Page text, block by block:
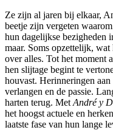
Ze zijn al jaren bij elkaar,
beetje zijn vergeten
hun dagelijkse bezigheden
maar. Soms opzettelijk,
over alles. Tot het moment
hen slijtage begint te
houvast. Herinneringen
verlangen en de passie.
harten terug. Met André y
het hoogst actuele en
laatste fase van hun lange